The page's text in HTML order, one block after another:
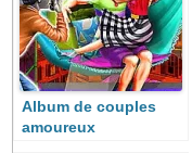
Album de couples
amoureux